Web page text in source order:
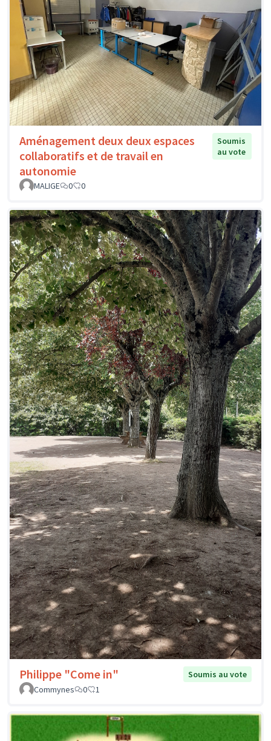
Aménagement deux deux espaces
collaboratifs et de travail en
autonomie
Soumis
au vote
MALIGE 0 0
Philippe "Come in"
Soumis au vote
Commynes
0 1